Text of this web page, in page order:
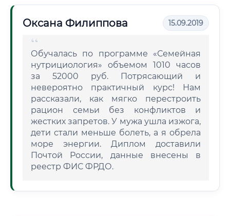
Оксана Филиппова 15.09.2019
Обучалась по программе «Семейная
нутрициология» объемом 1010 часов
за 52000 руб. Потрясающий и
невероятно практичный курс! Нам
рассказали, как мягко перестроить
рацион семьи без конфликтов и
жестких запретов. У мужа ушла изжога,
дети стали меньше болеть, а я обрела
море энергии. Диплом доставили
Почтой России, данные внесены в
реестр ФИС ФРДО.